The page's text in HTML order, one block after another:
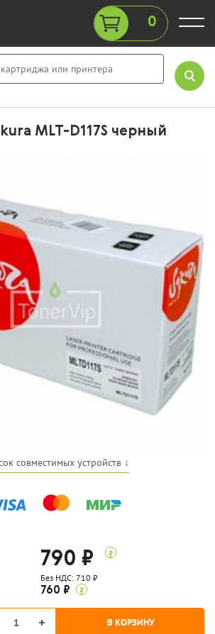
0
MLT-D117S черный
совместимых устройств ↓
790 ₽
Без НДС: 710 ₽
760 ₽